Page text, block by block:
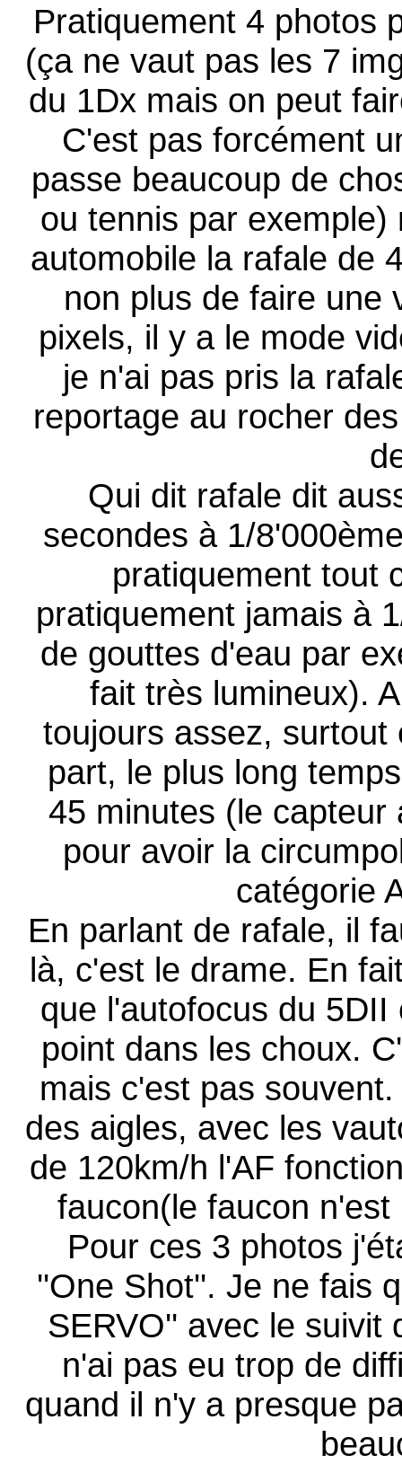
Pratiquement 4 photos
(ça ne vaut pas les 7
du 1Dx mais on peut
C'est pas forcément
passe beaucoup de
ou tennis par
automobile la rafale de
non plus de faire une
pixels, il y a le mode
je n'ai pas pris la
reportage au rocher
Qui dit rafale dit
secondes à 1/
pratiquement tout
pratiquement jamais à
de gouttes d'eau par
fait très lumineux).
toujours assez,
part, le plus long
45 minutes (le capteur
pour avoir la
catégorie
En parlant de rafale, il
là, c'est le drame. En
que l'autofocus du
point dans les choux.
mais c'est pas
des aigles, avec les
de 120km/h l'AF
faucon(le faucon
Pour ces 3 photos
''One Shot''. Je ne fais
SERVO'' avec le suivit
n'ai pas eu trop de
quand il n'y a presque